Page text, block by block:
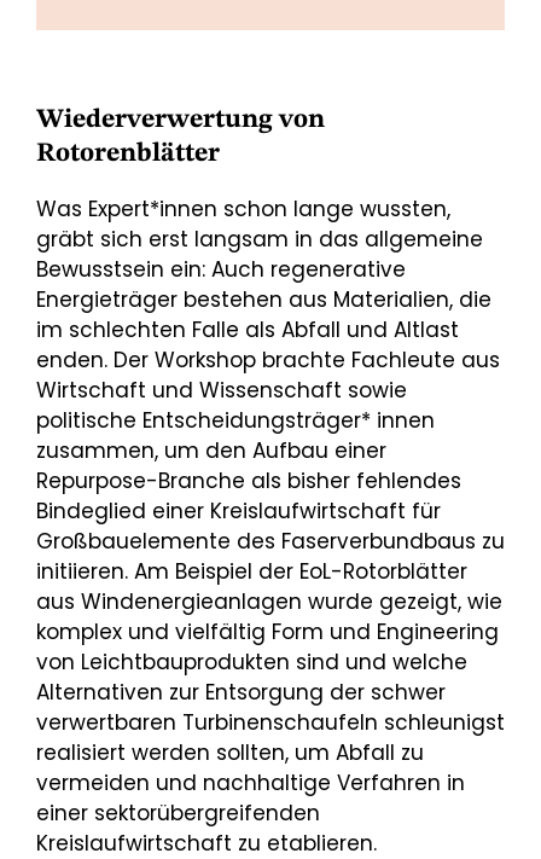
Wiederverwertung von
Rotorenblätter
Was Expert*innen schon lange wussten,
gräbt sich erst langsam in das allgemeine
Bewusstsein ein: Auch regenerative
Energieträger bestehen aus Materialien, die
im schlechten Falle als Abfall und Altlast
enden. Der Workshop brachte Fachleute aus
Wirtschaft und Wissenschaft sowie
politische Entscheidungsträger* innen
zusammen, um den Aufbau einer
Repurpose-Branche als bisher fehlendes
Bindeglied einer Kreislaufwirtschaft für
Großbauelemente des Faserverbundbaus zu
initiieren. Am Beispiel der EoL-Rotorblätter
aus Windenergieanlagen wurde gezeigt, wie
komplex und vielfältig Form und Engineering
von Leichtbauprodukten sind und welche
Alternativen zur Entsorgung der schwer
verwertbaren Turbinenschaufeln schleunigst
realisiert werden sollten, um Abfall zu
vermeiden und nachhaltige Verfahren in
einer sektorübergreifenden
Kreislaufwirtschaft zu etablieren.